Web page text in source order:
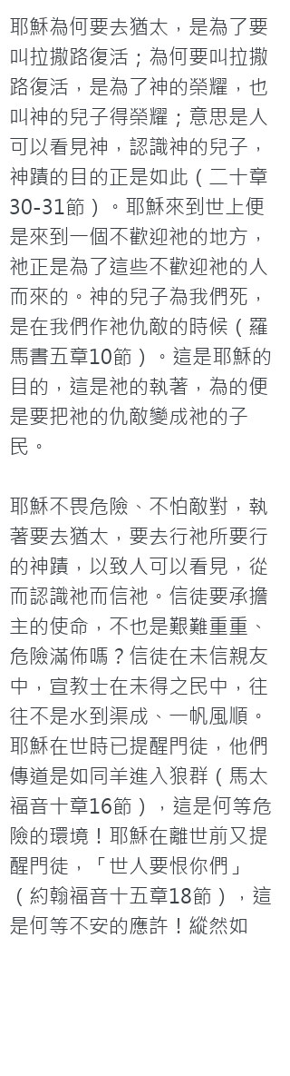
耶穌為何要去猶太，是為了要
叫拉撒路復活；為何要叫拉撒
路復活，是為了神的榮耀，也
叫神的兒子得榮耀；意思是人
可以看見神，認識神的兒子，
神蹟的目的正是如此（二十章
30-31節）。耶穌來到世上便
是來到一個不歡迎祂的地方，
祂正是為了這些不歡迎祂的人
而來的。神的兒子為我們死，
是在我們作祂仇敵的時候（羅
馬書五章10節）。這是耶穌的
目的，這是祂的執著，為的便
是要把祂的仇敵變成祂的子
民。
耶穌不畏危險、不怕敵對，執
著要去猶太，要去行祂所要行
的神蹟，以致人可以看見，從
而認識祂而信祂。信徒要承擔
主的使命，不也是艱難重重、
危險滿佈嗎？信徒在未信親友
中，宣教士在未得之民中，往
往不是水到渠成、一帆風順。
耶穌在世時已提醒門徒，他們
傳道是如同羊進入狼群（馬太
福音十章16節），這是何等危
險的環境！耶穌在離世前又提
醒門徒，「世人要恨你們」
（約翰福音十五章18節），這
是何等不安的應許！縱然如